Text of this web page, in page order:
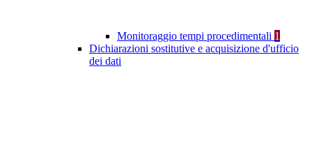
Monitoraggio tempi procedimentali 1
Dichiarazioni sostitutive e acquisizione d'ufficio
dei dati